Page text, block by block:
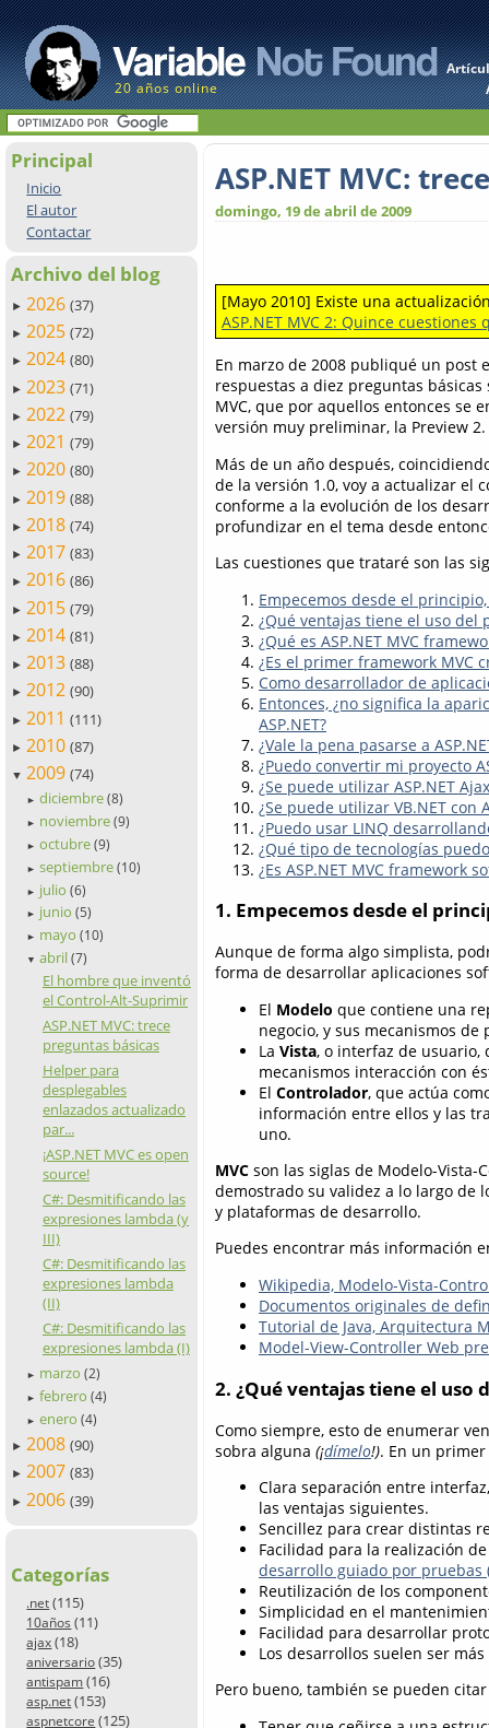
20 años online
Principal
Inicio
El autor
Contactar
Archivo del blog
► 2026 (37)
► 2025 (72)
► 2024 (80)
► 2023 (71)
► 2022 (79)
► 2021 (79)
► 2020 (80)
► 2019 (88)
► 2018 (74)
► 2017 (83)
► 2016 (86)
► 2015 (79)
► 2014 (81)
► 2013 (88)
► 2012 (90)
► 2011 (111)
► 2010 (87)
▼ 2009 (74)
► diciembre (8)
► noviembre (9)
► octubre (9)
► septiembre (10)
► julio (6)
► junio (5)
► mayo (10)
▼ abril (7)
El hombre que inventó
el Control-Alt-Suprimir
ASP.NET MVC: trece
preguntas básicas
Helper para
desplegables
enlazados actualizado
par...
¡ASP.NET MVC es open
source!
C#: Desmitificando las
expresiones lambda (y
III)
C#: Desmitificando las
expresiones lambda
(II)
C#: Desmitificando las
expresiones lambda (I)
► marzo (2)
► febrero (4)
► enero (4)
► 2008 (90)
► 2007 (83)
► 2006 (39)
Categorías
.net (115)
10años (11)
ajax (18)
aniversario (35)
antispam (16)
asp.net (153)
aspnetcore (125)
ASP.NET MVC:
domingo, 19 de abril de 2009
[Mayo 2010] Existe una
ASP.NET MVC 2: Quince
En marzo de 2008 publiqué un post
respuestas a diez preguntas básicas
MVC, que por aquellos entonces se
versión muy preliminar, la Preview 2.
Más de un año después,
de la versión 1.0, voy a actualizar el
conforme a la evolución de los
profundizar en el tema desde
Las cuestiones que trataré son las
Empecemos desde el principio,
¿Qué ventajas tiene el uso del
¿Qué es ASP.NET MVC
¿Es el primer framework MVC
Como desarrollador de
Entonces, ¿no significa la
ASP.NET?
¿Vale la pena pasarse a
¿Puedo convertir mi proyecto
¿Se puede utilizar ASP.NET
¿Se puede utilizar VB.NET con
¿Puedo usar LINQ
¿Qué tipo de tecnologías
¿Es ASP.NET MVC framework
1. Empecemos desde el
Aunque de forma algo simplista,
forma de desarrollar aplicaciones
El Modelo que contiene una
negocio, y sus mecanismos de
La Vista, o interfaz de usuario,
mecanismos interacción con
El Controlador, que actúa
información entre ellos y las
uno.
MVC son las siglas de Modelo-
demostrado su validez a lo largo de
y plataformas de desarrollo.
Puedes encontrar más información
Wikipedia, Modelo-Vista-
Documentos originales de
Tutorial de Java, Arquitectura
Model-View-Controller Web
2. ¿Qué ventajas tiene el uso
Como siempre, esto de enumerar
sobra alguna (¡dímelo!). En un
Clara separación entre
las ventajas siguientes.
Sencillez para crear distintas
Facilidad para la realización
desarrollo guiado por pruebas
Reutilización de los
Simplicidad en el
Facilidad para desarrollar
Los desarrollos suelen ser
Pero bueno, también se pueden